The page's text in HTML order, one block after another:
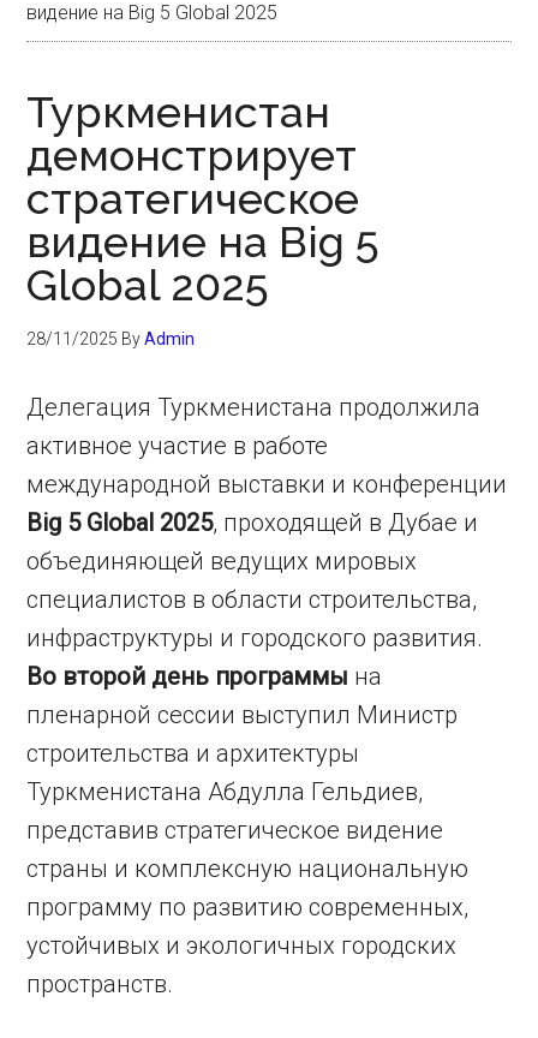
видение на Big 5 Global 2025
Туркменистан
демонстрирует
стратегическое
видение на Big 5
Global 2025
28/11/2025 ByAdmin
Делегация Туркменистана продолжила
активное участие в работе
международной выставки и конференции
Big 5 Global 2025, проходящей в Дубае и
объединяющей ведущих мировых
специалистов в области строительства,
инфраструктуры и городского развития.
Во второй день программы на
пленарной сессии выступил Министр
строительства и архитектуры
Туркменистана Абдулла Гельдиев,
представив стратегическое видение
страны и комплексную национальную
программу по развитию современных,
устойчивых и экологичных городских
пространств.